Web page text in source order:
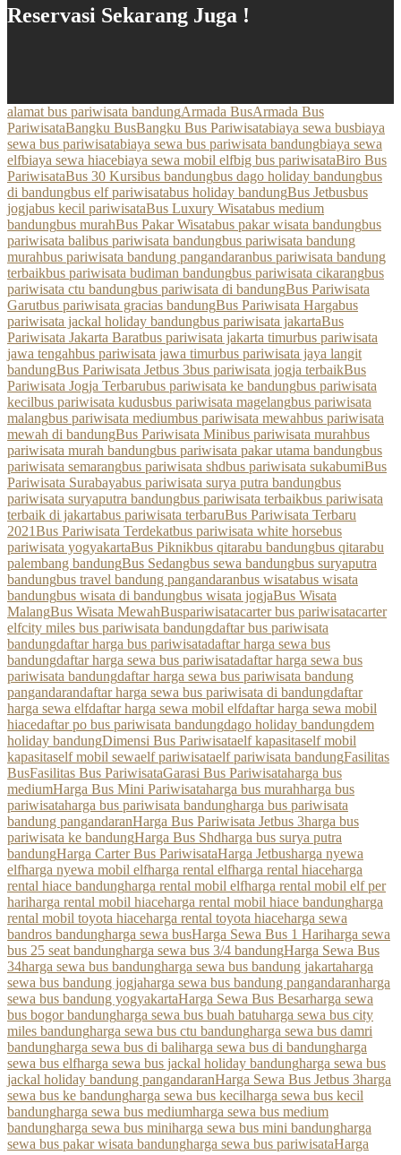
Reservasi Sekarang Juga !
alamat bus pariwisata bandungArmada BusArmada Bus
PariwisataBangku BusBangku Bus Pariwisatabiaya sewa busbiaya
sewa bus pariwisatabiaya sewa bus pariwisata bandungbiaya sewa
elfbiaya sewa hiacebiaya sewa mobil elfbig bus pariwisataBiro Bus
PariwisataBus 30 Kursibus bandungbus dago holiday bandungbus
di bandungbus elf pariwisatabus holiday bandungBus Jetbusbus
jogjabus kecil pariwisataBus Luxury Wisatabus medium
bandungbus murahBus Pakar Wisatabus pakar wisata bandungbus
pariwisata balibus pariwisata bandungbus pariwisata bandung
murahbus pariwisata bandung pangandaranbus pariwisata bandung
terbaikbus pariwisata budiman bandungbus pariwisata cikarangbus
pariwisata ctu bandungbus pariwisata di bandungBus Pariwisata
Garutbus pariwisata gracias bandungBus Pariwisata Hargabus
pariwisata jackal holiday bandungbus pariwisata jakartaBus
Pariwisata Jakarta Baratbus pariwisata jakarta timurbus pariwisata
jawa tengahbus pariwisata jawa timurbus pariwisata jaya langit
bandungBus Pariwisata Jetbus 3bus pariwisata jogja terbaikBus
Pariwisata Jogja Terbarubus pariwisata ke bandungbus pariwisata
kecilbus pariwisata kudusbus pariwisata magelangbus pariwisata
malangbus pariwisata mediumbus pariwisata mewahbus pariwisata
mewah di bandungBus Pariwisata Minibus pariwisata murahbus
pariwisata murah bandungbus pariwisata pakar utama bandungbus
pariwisata semarangbus pariwisata shdbus pariwisata sukabumiBus
Pariwisata Surabayabus pariwisata surya putra bandungbus
pariwisata suryaputra bandungbus pariwisata terbaikbus pariwisata
terbaik di jakartabus pariwisata terbaruBus Pariwisata Terbaru
2021Bus Pariwisata Terdekatbus pariwisata white horsebus
pariwisata yogyakartaBus Piknikbus qitarabu bandungbus qitarabu
palembang bandungBus Sedangbus sewa bandungbus suryaputra
bandungbus travel bandung pangandaranbus wisatabus wisata
bandungbus wisata di bandungbus wisata jogjaBus Wisata
MalangBus Wisata MewahBuspariwisatacarter bus pariwisatacarter
elfcity miles bus pariwisata bandungdaftar bus pariwisata
bandungdaftar harga bus pariwisatadaftar harga sewa bus
bandungdaftar harga sewa bus pariwisatadaftar harga sewa bus
pariwisata bandungdaftar harga sewa bus pariwisata bandung
pangandarandaftar harga sewa bus pariwisata di bandungdaftar
harga sewa elfdaftar harga sewa mobil elfdaftar harga sewa mobil
hiacedaftar po bus pariwisata bandungdago holiday bandungdem
holiday bandungDimensi Bus Pariwisataelf kapasitaself mobil
kapasitaself mobil sewaelf pariwisataelf pariwisata bandungFasilitas
BusFasilitas Bus PariwisataGarasi Bus Pariwisataharga bus
mediumHarga Bus Mini Pariwisataharga bus murahharga bus
pariwisataharga bus pariwisata bandungharga bus pariwisata
bandung pangandaranHarga Bus Pariwisata Jetbus 3harga bus
pariwisata ke bandungHarga Bus Shdharga bus surya putra
bandungHarga Carter Bus PariwisataHarga Jetbusharga nyewa
elfharga nyewa mobil elfharga rental elfharga rental hiaceharga
rental hiace bandungharga rental mobil elfharga rental mobil elf per
hariharga rental mobil hiaceharga rental mobil hiace bandungharga
rental mobil toyota hiaceharga rental toyota hiaceharga sewa
bandros bandungharga sewa busHarga Sewa Bus 1 Hariharga sewa
bus 25 seat bandungharga sewa bus 3/4 bandungHarga Sewa Bus
34harga sewa bus bandungharga sewa bus bandung jakartaharga
sewa bus bandung jogjaharga sewa bus bandung pangandaranharga
sewa bus bandung yogyakartaHarga Sewa Bus Besarharga sewa
bus bogor bandungharga sewa bus buah batuharga sewa bus city
miles bandungharga sewa bus ctu bandungharga sewa bus damri
bandungharga sewa bus di baliharga sewa bus di bandungharga
sewa bus elfharga sewa bus jackal holiday bandungharga sewa bus
jackal holiday bandung pangandaranHarga Sewa Bus Jetbus 3harga
sewa bus ke bandungharga sewa bus kecilharga sewa bus kecil
bandungharga sewa bus mediumharga sewa bus medium
bandungharga sewa bus miniharga sewa bus mini bandungharga
sewa bus pakar wisata bandungharga sewa bus pariwisataHarga